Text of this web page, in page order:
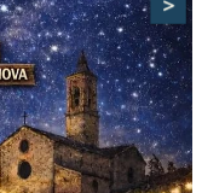
>